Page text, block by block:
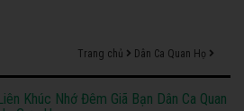
Trang chủ Dân Ca Quan Họ
Khúc Nhớ Đêm Giã Bạn Dân Ca Quan